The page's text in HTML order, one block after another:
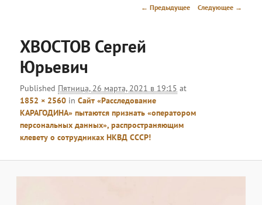
Навигация
← Предыдущее Следующее →
ХВОСТОВ Сергей
Юрьевич
Published Пятница, 26 марта, 2021 в 19:15 at
1852 × 2560 inСайт «Расследование
КАРАГОДИНА» пытаются признать «оператором
персональных данных», распространяющим
клевету о сотрудниках НКВД СССР!